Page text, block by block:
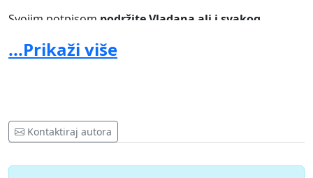
Svojim potpisom podržite Vladana ali i svakog
sličnoj situaciji. Vaspitavajte decu da poštuju
...Prikaži više
Kontaktiraj autora